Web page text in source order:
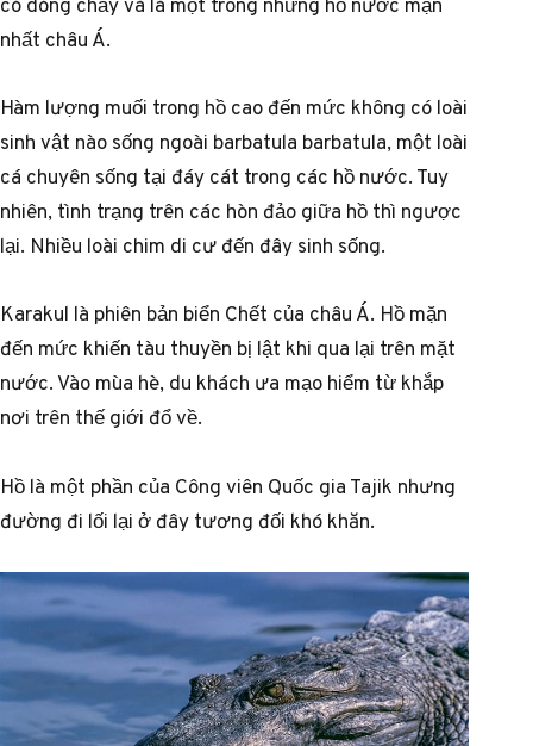
nhất châu Á.
Hàm lượng muối trong hồ cao đến mức không có loài
sinh vật nào sống ngoài barbatula barbatula, một loài
cá chuyên sống tại đáy cát trong các hồ nước. Tuy
nhiên, tình trạng trên các hòn đảo giữa hồ thì ngược
lại. Nhiều loài chim di cư đến đây sinh sống.
Karakul là phiên bản biển Chết của châu Á. Hồ mặn
đến mức khiến tàu thuyền bị lật khi qua lại trên mặt
nước. Vào mùa hè, du khách ưa mạo hiểm từ khắp
nơi trên thế giới đổ về.
Hồ là một phần của Công viên Quốc gia Tajik nhưng
đường đi lối lại ở đây tương đối khó khăn.